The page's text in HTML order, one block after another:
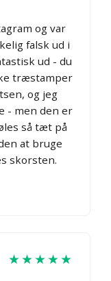
og var
falsk ud i
ud - du
træstamper
og jeg
- men den er
så tæt på
at bruge
skorsten.
★★★★★